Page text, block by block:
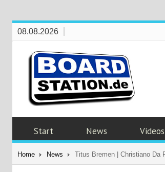
08.08.2026
Start News Videos
Home News Titus Bremen | Christiano Da